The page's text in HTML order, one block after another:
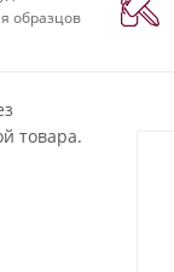
образцов
товара.